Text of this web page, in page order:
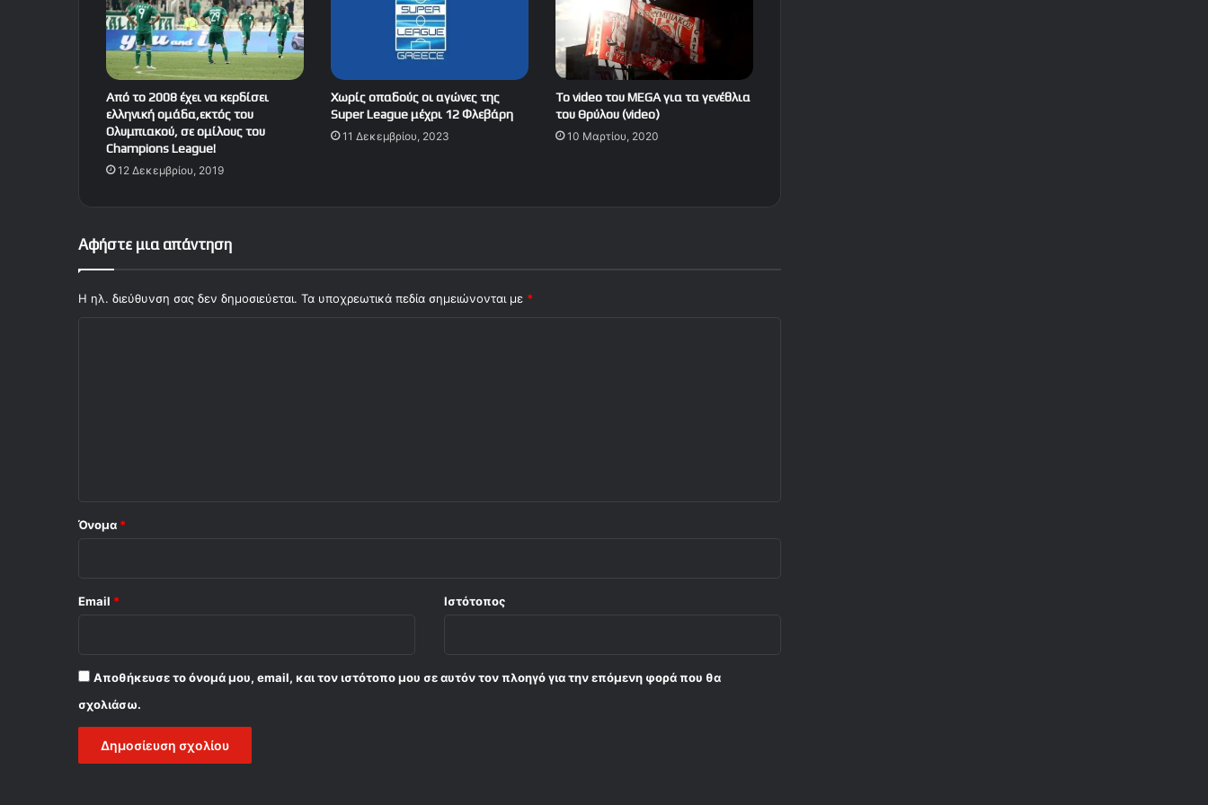
Από το 2008 έχει να κερδίσει
ελληνική ομάδα,εκτός του
Ολυμπιακού, σε ομίλους του
Champions League!
12 Δεκεμβρίου, 2019
Χωρίς οπαδούς οι αγώνες της
Super League μέχρι 12 Φλεβάρη
11 Δεκεμβρίου, 2023
To video του MEGA για τα γενέθλια
του Θρύλου (video)
10 Μαρτίου, 2020
Αφήστε μια απάντηση
Η ηλ. διεύθυνση σας δεν δημοσιεύεται. Τα υποχρεωτικά πεδία σημειώνονται με *
Όνομα *
Email * Ιστότοπος
Αποθήκευσε το όνομά μου, email, και τον ιστότοπο μου σε αυτόν τον πλοηγό για την επόμενη φορά που θα
σχολιάσω.